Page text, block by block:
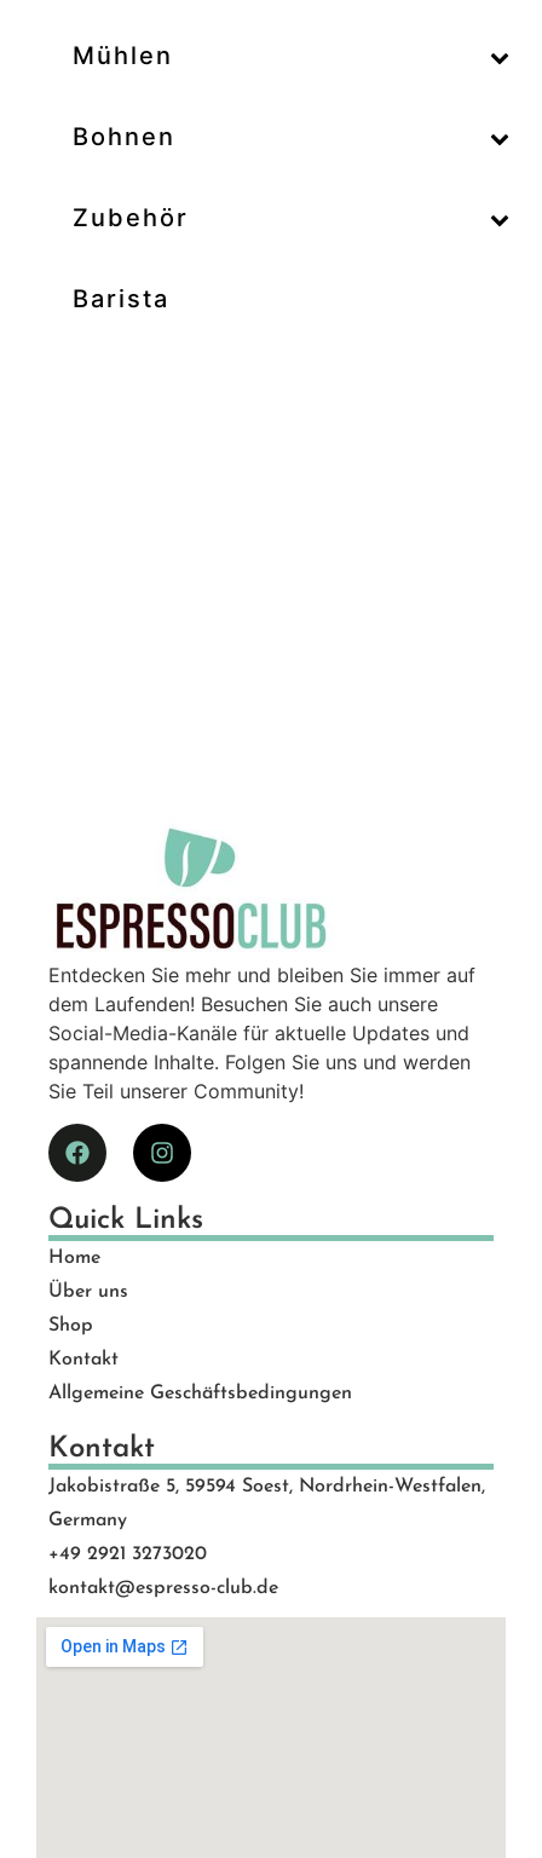
Mühlen
–
Bohnen
–
Zubehör
Barista
Entdecken Sie mehr und bleiben Sie immer auf
dem Laufenden! Besuchen Sie auch unsere
Social-Media-Kanäle für aktuelle Updates und
spannende Inhalte. Folgen Sie uns und werden
Sie Teil unserer Community!
Quick Links
Home
Über uns
Shop
Kontakt
Allgemeine Geschäftsbedingungen
Kontakt
Jakobistraße 5, 59594 Soest, Nordrhein-Westfalen,
Germany
+49 2921 3273020
kontakt@espresso-club.de